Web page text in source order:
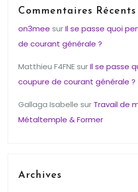
Commentaires Récents
on3mee surIl se passe quoi
de courant générale ?
Matthieu F4FNEsurIl se passe
coupure de courant générale ?
Gallaga Isabelle sur Travail de
Métaltemple & Former
Archives